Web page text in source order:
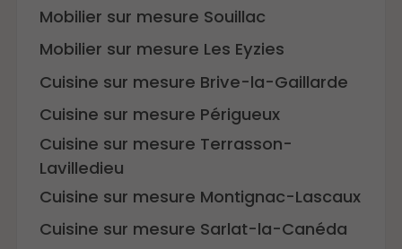
Mobilier sur mesure Souillac
Mobilier sur mesure Les Eyzies
Cuisine sur mesure Brive-la-Gaillarde
Cuisine sur mesure Périgueux
Cuisine sur mesure Terrasson-
Lavilledieu
Cuisine sur mesure Montignac-Lascaux
Cuisine sur mesure Sarlat-la-Canéda